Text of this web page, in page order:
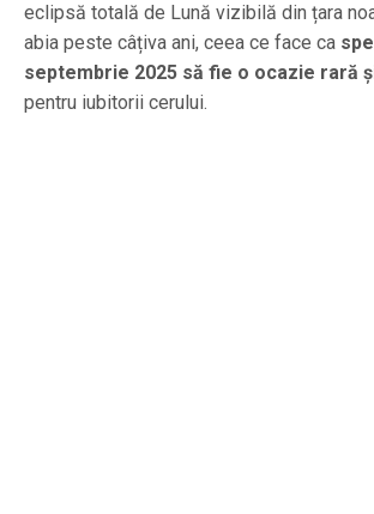
eclipsă totală de Lună vizibilă din țara
abia peste câțiva ani, ceea ce face ca
septembrie 2025 să fie o ocazie rară
pentru iubitorii cerului.